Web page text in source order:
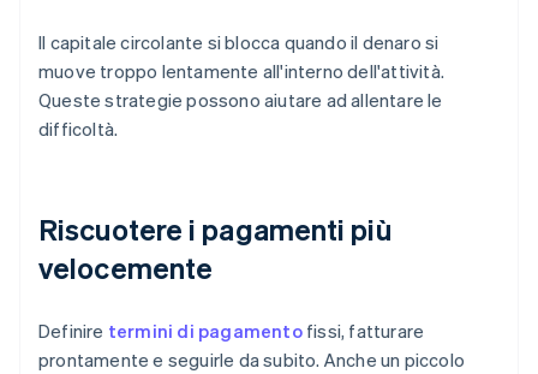
Il capitale circolante si blocca quando il denaro si
muove troppo lentamente all'interno dell'attività.
Queste strategie possono aiutare ad allentare le
difficoltà.
Riscuotere i pagamenti più
velocemente
Definire termini di pagamentofissi, fatturare
prontamente e seguirle da subito. Anche un piccolo